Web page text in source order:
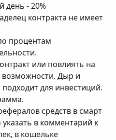
день - 20%
контракта не имеет
процентам
или повлиять на
возможности. Дыр и
для инвестиций.
средств в смарт
в комментарий к
в кошельке